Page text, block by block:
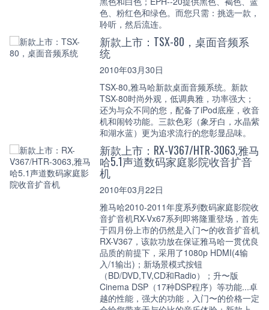
色、粉红色和绿色。而您只需：挑选一款，
聆听，然后流连。
新款上市：TSX-80，桌面音频系
统
2010年03月30日
TSX-80,雅马哈新款桌面音频系统。新款
TSX-80时尚外观，低调典雅，功率强大；
还为与众不同的您，配备了iPod底座，收音
机和闹铃功能。三款色彩（象牙白，水晶紫
和湖水蓝）更为追求流行的您彰显品味。
新款上市：RX-V367/HTR-3063,雅马
哈5.1声道数码家庭影院收音扩音
机
2010年03月22日
雅马哈2010-2011年度系列数码家庭影院收
音扩音机RX-Vx67系列即将隆重登场，首先
于四月份上市的仍然是入门〜的收音扩音机
RX-V367，该款功放在保证雅马哈一贯优良
品质的前提下，采用了1080p HDMI(4输
入/1输出)；新场景模式按钮
（BD/DVD,TV,CD和Radio）；升〜版
Cinema DSP（17种DSP程序）等功能...卓
越的性能，强大的功能，入门〜的价格一定